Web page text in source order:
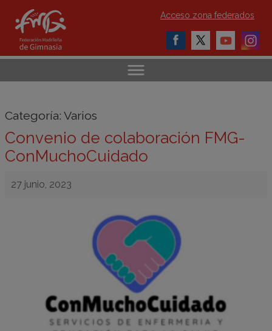
Acceso zona federados
Categoría: Varios
Convenio de colaboración FMG-
ConMuchoCuidado
27 junio, 2023